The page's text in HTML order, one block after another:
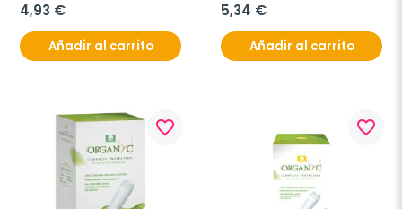
4,93 €
Añadir al carrito
5,34 €
Añadir al carrito
favorite_border favorite_border